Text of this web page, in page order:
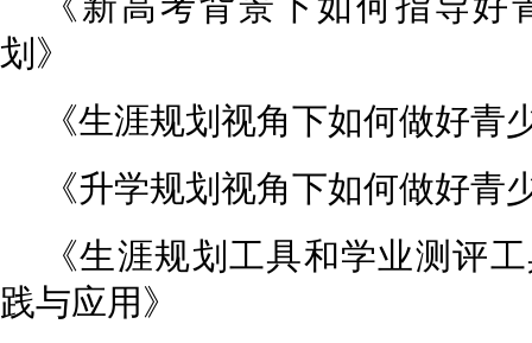
划》
《生涯规划视角下如何做好青
《升学规划视角下如何做好青
《生涯规划工具和学业测评
践与应用》